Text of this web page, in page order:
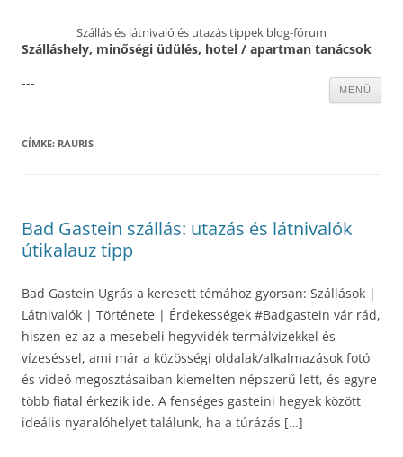
Szállás és látnivaló és utazás tippek blog-fórum
Szálláshely, minőségi üdülés, hotel / apartman tanácsok
MENÜ
---
CÍMKE: RAURIS
Bad Gastein szállás: utazás és látnivalók
útikalauz tipp
Bad Gastein Ugrás a keresett témához gyorsan: Szállások |
Látnivalók | Története | Érdekességek #Badgastein vár rád,
hiszen ez az a mesebeli hegyvidék termálvizekkel és
vízeséssel, ami már a közösségi oldalak/alkalmazások fotó
és videó megosztásaiban kiemelten népszerű lett, és egyre
több fiatal érkezik ide. A fenséges gasteini hegyek között
ideális nyaralóhelyet találunk, ha a túrázás […]